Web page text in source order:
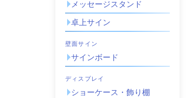
メッセージスタンド
卓上サイン
壁面サイン
サインボード
ディスプレイ
ショーケース・飾り棚